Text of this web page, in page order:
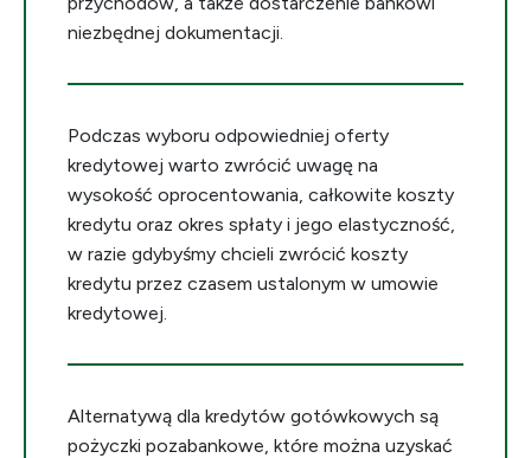
niezbędnej dokumentacji.
Podczas wyboru odpowiedniej oferty
kredytowej warto zwrócić uwagę na
wysokość oprocentowania, całkowite koszty
kredytu oraz okres spłaty i jego elastyczność,
w razie gdybyśmy chcieli zwrócić koszty
kredytu przez czasem ustalonym w umowie
kredytowej.
Alternatywą dla kredytów gotówkowych są
pożyczki pozabankowe, które można uzyskać